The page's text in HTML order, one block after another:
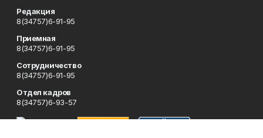
Редакция
8(34757)6-91-95
Приемная
8(34757)6-91-95
Сотрудничество
8(34757)6-91-95
Отдел кадров
8(34757)6-93-57